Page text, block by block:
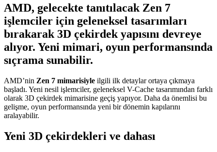
AMD, gelecekte tanıtılacak Zen 7
işlemciler için geleneksel tasarımları
bırakarak 3D çekirdek yapısını devreye
alıyor. Yeni mimari, oyun performansında
sıçrama sunabilir.
AMD’nin Zen 7 mimarisiyle ilgili ilk detaylar ortaya çıkmaya
başladı. Yeni nesil işlemciler, geleneksel V-Cache tasarımından farklı
olarak 3D çekirdek mimarisine geçiş yapıyor. Daha da önemlisi bu
gelişme, oyun performansında yeni bir dönemin kapılarını
aralayabilir.
Yeni 3D çekirdekleri ve dahası